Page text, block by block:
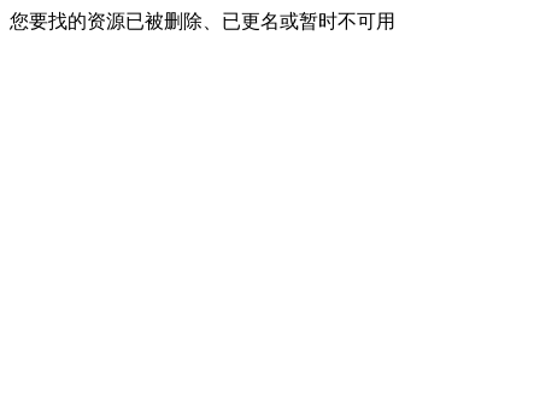
您要找的资源已被删除、已更名或暂时不可用